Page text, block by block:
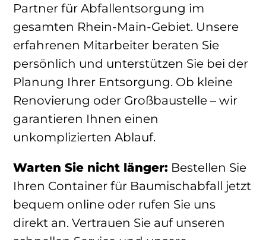
Partner für Abfallentsorgung im
gesamten Rhein-Main-Gebiet. Unsere
erfahrenen Mitarbeiter beraten Sie
persönlich und unterstützen Sie bei der
Planung Ihrer Entsorgung. Ob kleine
Renovierung oder Großbaustelle – wir
garantieren Ihnen einen
unkomplizierten Ablauf.
Warten Sie nicht länger: Bestellen Sie
Ihren Container für Baumischabfall jetzt
bequem online oder rufen Sie uns
direkt an. Vertrauen Sie auf unseren